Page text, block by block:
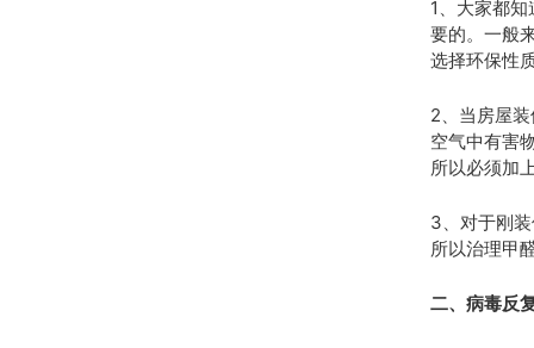
1、大家都
要的。一般
选择环保性
2、当房屋
空气中有害
所以必须加
3、对于刚
所以治理甲
二、病毒反